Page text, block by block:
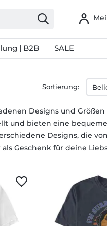
| B2B SALE
Designs und Größen
und bieten eine
Designs, die
Geschenk für deine
Sortierung: